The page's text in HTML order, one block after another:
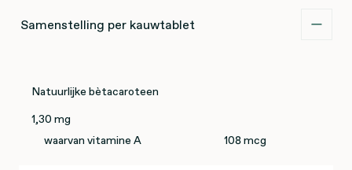
Samenstelling per kauwtablet
Natuurlijke bètacaroteen
1,30 mg
waarvan vitamine A
108 mcg